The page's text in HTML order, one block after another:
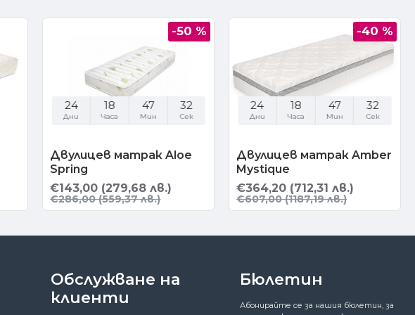
-50 %
24
Дни
18
Часа
47
Мин
31
Сек
Двулицев матрак Aloe
Spring
€143,00 (279,68 лв.)
€286,00 (559,37 лв.)
-40 %
24
Дни
18
Часа
47
Мин
31
Сек
Двулицев матрак Amber
Mystique
€364,20 (712,31 лв.)
€607,00 (1187,19 лв.)
Обслужване на
клиенти
Бюлетин
Абонирайте се за нашия бюлетин, за